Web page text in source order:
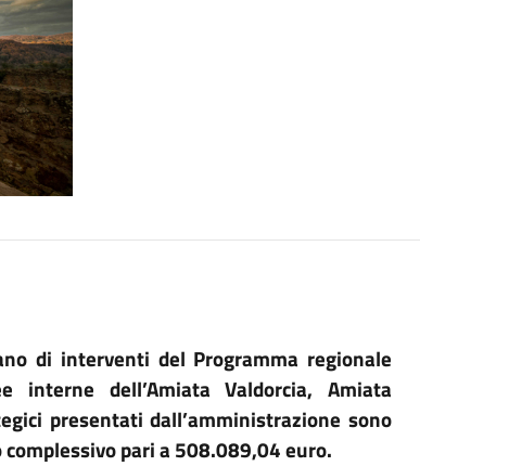
di interventi del Programma regionale
interne dell’Amiata Valdorcia, Amiata
presentati dall’amministrazione sono
pari a 508.089,04 euro.